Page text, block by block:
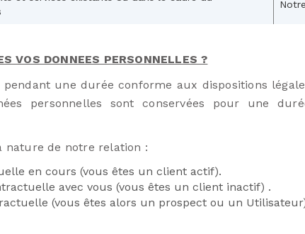
VOS DONNEES PERSONNELLES ?
pendant une durée conforme aux dispositions
personnelles sont conservées pour une
nature de notre relation :
en cours (vous êtes un client actif).
avec vous (vous êtes un client inactif) .
(vous êtes alors un prospect ou un